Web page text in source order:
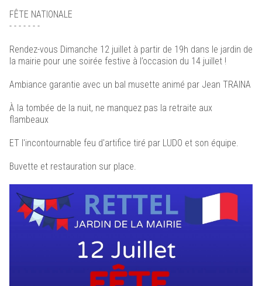
FÊTE NATIONALE
- - - - - - -
Rendez-vous Dimanche 12 juillet à partir de 19h dans le jardin de
la mairie pour une soirée festive à l’occasion du 14 juillet !
Ambiance garantie avec un bal musette animé par Jean TRAINA
À la tombée de la nuit, ne manquez pas la retraite aux
flambeaux
ET l'incontournable feu d'artifice tiré par LUDO et son équipe.
Buvette et restauration sur place.